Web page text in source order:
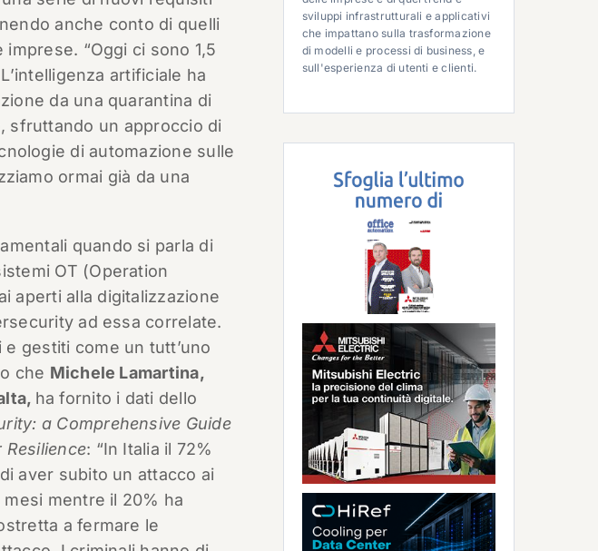
anche conto di quelli
“Oggi ci sono 1,5
artificiale ha
da una quarantina di
sfruttando un approccio di
di automazione sulle
ormai già da una
quando si parla di
OT (Operation
aperti alla digitalizzazione
ad essa correlate.
gestiti come un tutt’uno
che Michele Lamartina,
ha fornito i dati dello
a Comprehensive Guide
Resilience: “In Italia il 72%
aver subito un attacco ai
mentre il 20% ha
a fermare le
sviluppi infrastrutturali e applicativi
che impattano sulla trasformazione
di modelli e processi di business, e
sull'esperienza di utenti e clienti.